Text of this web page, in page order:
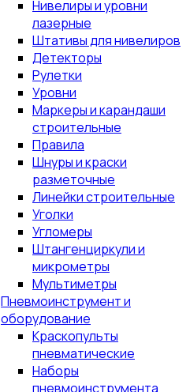
Нивелиры и уровни
лазерные
Штативы для нивелиров
Детекторы
Рулетки
Уровни
Маркеры и карандаши
строительные
Правила
Шнуры и краски
разметочные
Линейки строительные
Уголки
Угломеры
Штангенциркули и
микрометры
Мультиметры
Пневмоинструмент и
оборудование
Краскопульты
пневматические
Наборы
пневмоинструмента